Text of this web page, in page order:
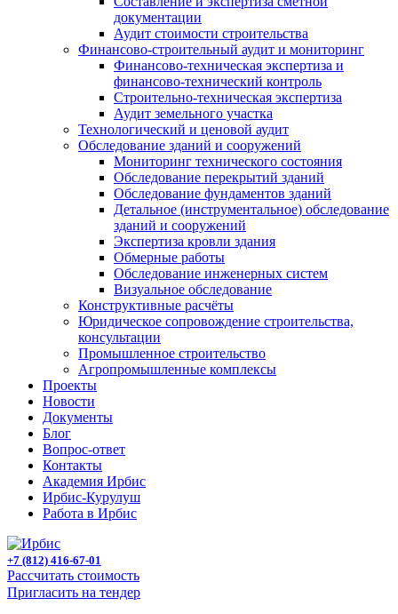
документации
Аудит стоимости строительства
Финансово-строительный аудит и мониторинг
Финансово-техническая экспертиза и
финансово-технический контроль
Строительно-техническая экспертиза
Аудит земельного участка
Технологический и ценовой аудит
Обследование зданий и сооружений
Мониторинг технического состояния
Обследование перекрытий зданий
Обследование фундаментов зданий
Детальное (инструментальное) обследование
зданий и сооружений
Экспертиза кровли здания
Обмерные работы
Обследование инженерных систем
Визуальное обследование
Конструктивные расчёты
Юридическое сопровождение строительства,
консультации
Промышленное строительство
Агропромышленные комплексы
Проекты
Новости
Документы
Блог
Вопрос-ответ
Контакты
Академия Ирбис
Ирбис-Курулуш
Работа в Ирбис
+7 (812) 416-67-01
Рассчитать стоимость
Пригласить на тендер